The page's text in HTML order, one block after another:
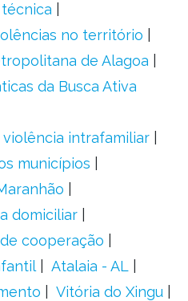
no território
de Alagoa
da Busca Ativa
violência intrafamiliar
municípios
domiciliar
cooperação
Atalaia - AL
Vitória do Xingu